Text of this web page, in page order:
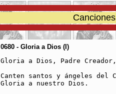
0680 - Gloria a Dios (I)
Gloria a Dios, Padre Creador,
Canten santos y ángeles del
Gloria a nuestro Dios.